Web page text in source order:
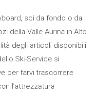
sci da fondo o da
della Valle Aurina in Alto
degli articoli disponibili
Ski-Service si
per farvi trascorrere
l’attrezzatura